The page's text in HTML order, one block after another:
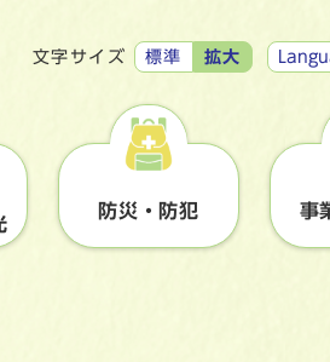
文字サイズ 標準 拡大
防災・防犯 事